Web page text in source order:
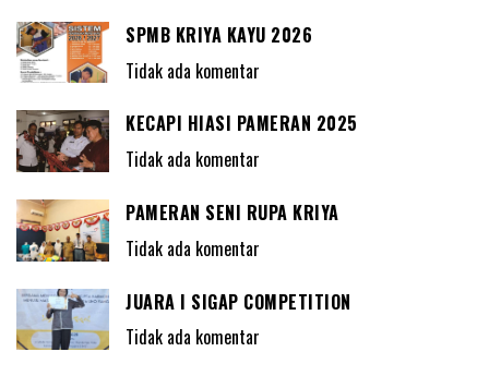
SPMB KRIYA KAYU 2026
Tidak ada komentar
KECAPI HIASI PAMERAN 2025
Tidak ada komentar
PAMERAN SENI RUPA KRIYA
Tidak ada komentar
JUARA I SIGAP COMPETITION
Tidak ada komentar